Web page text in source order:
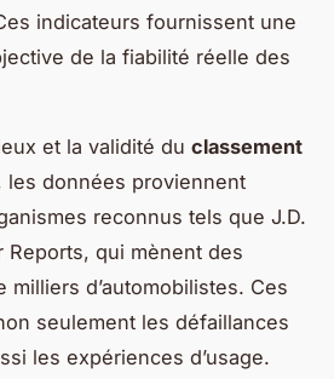
indicateurs fournissent une
de la fiabilité réelle des
et la validité du classement
les données proviennent
reconnus tels que J.D.
Reports, qui mènent des
d’automobilistes. Ces
seulement les défaillances
les expériences d’usage.